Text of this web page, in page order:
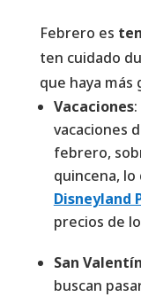
Febrero es
ten cuidado
que haya más
Vacaciones
vacaciones
febrero,
quincena,
Disneyland
precios de
San Valentín
buscan